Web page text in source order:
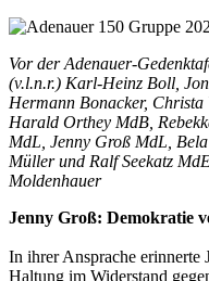
Vor der Adenauer-
(v.l.n.r.) Karl-Heinz Boll,
Hermann Bonacker,
Harald Orthey MdB,
MdL, Jenny Groß MdL,
Müller und Ralf Seekatz
Moldenhauer
Jenny Groß: Demokratie
In ihrer Ansprache erinnerte
Haltung im Widerstand